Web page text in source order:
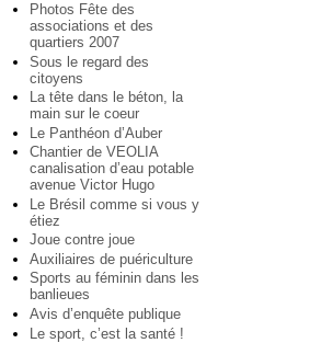
Photos Fête des
associations et des
quartiers 2007
Sous le regard des
citoyens
La tête dans le béton, la
main sur le coeur
Le Panthéon d’Auber
Chantier de VEOLIA
canalisation d’eau potable
avenue Victor Hugo
Le Brésil comme si vous y
étiez
Joue contre joue
Auxiliaires de puériculture
Sports au féminin dans les
banlieues
Avis d’enquête publique
Le sport, c’est la santé !